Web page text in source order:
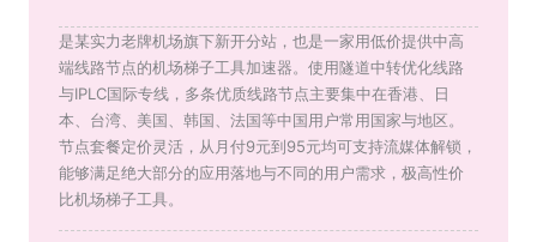
是某实力老牌机场旗下新开分站，也是一家用低价提供中高
端线路节点的机场梯子工具加速器。使用隧道中转优化线路
与IPLC国际专线，多条优质线路节点主要集中在香港、日
本、台湾、美国、韩国、法国等中国用户常用国家与地区。
节点套餐定价灵活，从月付9元到95元均可支持流媒体解锁，
能够满足绝大部分的应用落地与不同的用户需求，极高性价
比机场梯子工具。